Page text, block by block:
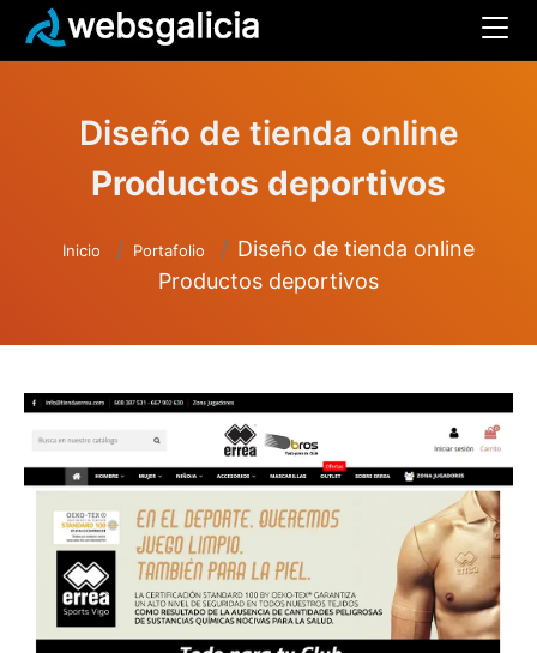
Diseño de tienda online
Productos deportivos
Inicio Portafolio
Diseño de tienda online
Productos deportivos